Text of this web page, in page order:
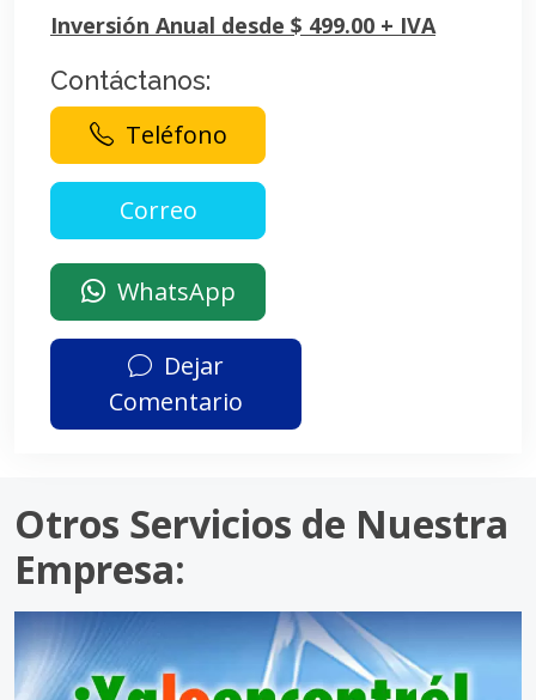
Inversión Anual desde $ 499.00 + IVA
Contáctanos:
Teléfono
WhatsApp
Dejar
Comentario
Otros Servicios de Nuestra
Empresa: